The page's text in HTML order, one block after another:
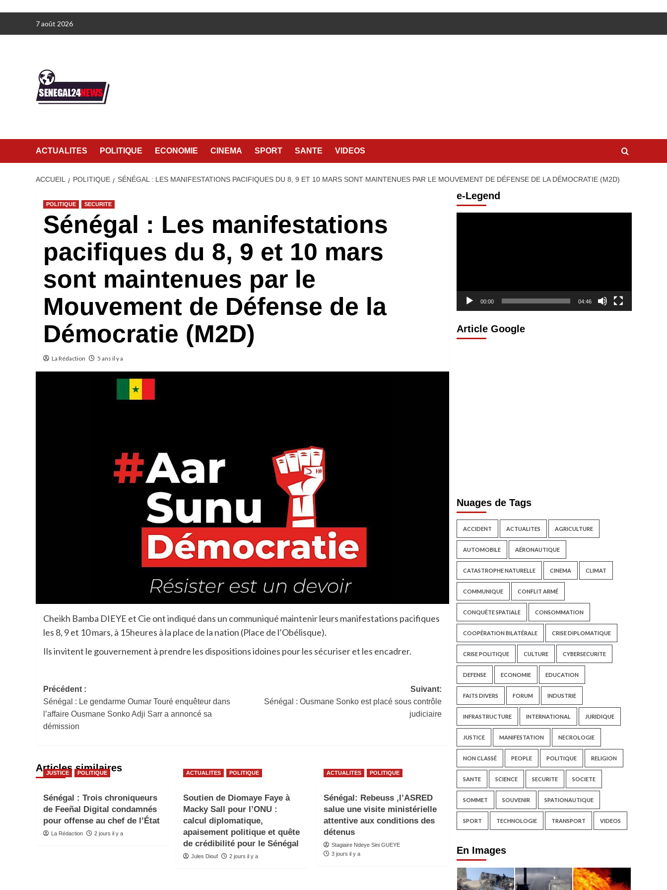
7 août 2026
ACTUALITES POLITIQUE ECONOMIE CINEMA SPORT SANTE VIDEOS
ACCUEIL POLITIQUE SÉNÉGAL : LES MANIFESTATIONS PACIFIQUES DU 8, 9 ET 10 MARS SONT MAINTENUES PAR LE MOUVEMENT DE DÉFENSE DE LA DÉMOCRATIE (M2D)
POLITIQUE SECURITE
Sénégal : Les manifestations
pacifiques du 8, 9 et 10 mars
sont maintenues par le
Mouvement de Défense de la
Démocratie (M2D)
La Rédaction 5 ans il y a
Cheikh Bamba DIEYE et Cie ont indiqué dans un communiqué maintenir leurs manifestations pacifiques
les 8, 9 et 10 mars, à 15heures à la place de la nation (Place de l’Obélisque).
Ils invitent le gouvernement à prendre les dispositions idoines pour les sécuriser et les encadrer.
Navigation
d’article
Précédent :
Sénégal : Le gendarme Oumar Touré enquêteur dans
l’affaire Ousmane Sonko Adji Sarr a annoncé sa
démission
Suivant:
Sénégal : Ousmane Sonko est placé sous contrôle
judiciaire
Articles similaires
JUSTICE POLITIQUE
Sénégal : Trois chroniqueurs
de Feeñal Digital condamnés
pour offense au chef de l’État
La Rédaction 2 jours il y a
ACTUALITES POLITIQUE
Soutien de Diomaye Faye à
Macky Sall pour l’ONU :
calcul diplomatique,
apaisement politique et quête
de crédibilité pour le Sénégal
Jules Diouf 2 jours il y a
ACTUALITES POLITIQUE
Sénégal: Rebeuss ,l’ASRED
salue une visite ministérielle
attentive aux conditions des
détenus
Stagiaire Ndeye Sini GUEYE
3 jours il y a
e-Legend
00:00 04:46
Article Google
Nuages de Tags
ACCIDENT ACTUALITES AGRICULTURE
AUTOMOBILE AÉRONAUTIQUE
CATASTROPHE NATURELLE CINEMA CLIMAT
COMMUNIQUE CONFLIT ARMÉ
CONQUÊTE SPATIALE CONSOMMATION
COOPÉRATION BILATÉRALE CRISE DIPLOMATIQUE
CRISE POLITIQUE CULTURE CYBERSECURITE
DEFENSE ECONOMIE EDUCATION
FAITS DIVERS FORUM INDUSTRIE
INFRASTRUCTURE INTERNATIONAL JURIDIQUE
JUSTICE MANIFESTATION NECROLOGIE
NON CLASSÉ PEOPLE POLITIQUE RELIGION
SANTE SCIENCE SECURITE SOCIETE
SOMMET SOUVENIR SPATIONAUTIQUE
SPORT TECHNOLOGIE TRANSPORT VIDEOS
En Images